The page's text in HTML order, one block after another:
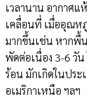
เวลานาน อากาศแ
เคลื่อนที่ เมื่ออุณห
มากขึ้นเช่น หากพื้
พัดต่อเนื่อง 3-6 วั
ร้อน มักเกิดในประ
อเมริกาเหนือ ฯลฯ